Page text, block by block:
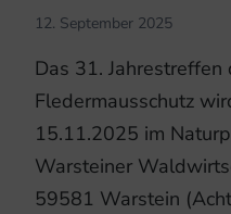
12. September 2025
Das 31. Jahrestreffen
Fledermausschutz
15.11.2025 im
Warsteiner
59581 Warstein